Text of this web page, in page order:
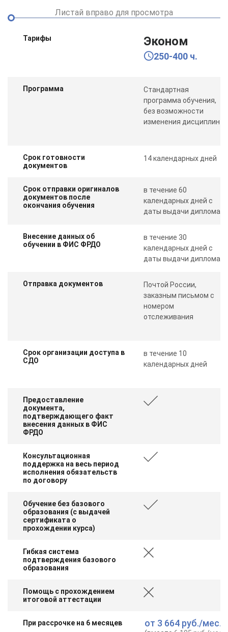
Листай вправо для просмотра
Тарифы Эконом
250-400 ч.
Программа
Стандартная
программа обучения,
без возможности
изменения дисциплин
Срок готовности
документов
14 календарных дней
Срок отправки оригиналов
документов после
окончания обучения
в течение 60
календарных дней с
даты выдачи диплома
Внесение данных об
обучении в ФИС ФРДО
в течение 30
календарных дней с
даты выдачи диплома
Отправка документов
Почтой России,
заказным письмом с
номером
отслеживания
Срок организации доступа в
СДО
в течение 10
календарных дней
Предоставление
документа,
подтверждающего факт
внесения данных в ФИС
ФРДО
Консультационная
поддержка на весь период
исполнения обязательств
по договору
Обучение без базового
образования (с выдачей
сертификата о
прохождении курса)
Гибкая система
подтверждения базового
образования
Помощь с прохождением
итоговой аттестации
При рассрочке на 6 месяцев от 3 664 руб./мес.